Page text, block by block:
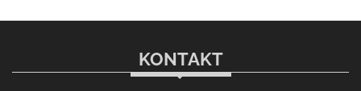
KONTAKT